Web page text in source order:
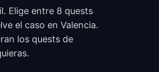
Elige entre 8 quests
el caso en Valencia.
los quests de